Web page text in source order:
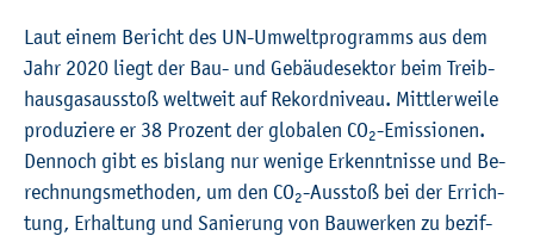
Laut einem Be­richt des UN-Um­welt­pro­gramms aus dem
Jahr 2020 liegt der Bau- und Ge­bäu­de­sek­tor beim Treib­
haus­gas­aus­stoß welt­weit auf Re­kord­ni­veau. Mitt­ler­wei­le
pro­du­zie­re er 38 Pro­zent der glo­ba­len CO2-Emis­sio­nen.
Den­noch gibt es bis­lang nur we­ni­ge Er­kennt­nis­se und Be­
rech­nungs­me­tho­den, um den CO2-Aus­stoß bei der Er­rich­
tung, Er­hal­tung und Sa­nie­rung von Bau­wer­ken zu be­zif­